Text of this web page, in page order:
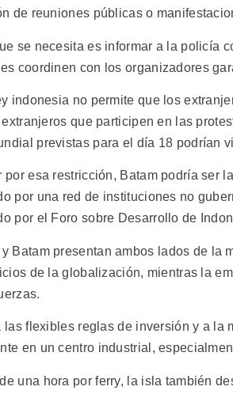
de reuniones públicas o
se necesita es informar a la policía
coordinen con los organizadores
indonesia no permite que los
que participen en las
previstas para el día 18 podrían
por esa restricción, Batam podría ser
por una red de instituciones no
por el Foro sobre Desarrollo de
Batam presentan ambos lados de la
de la globalización, mientras la
las flexibles reglas de inversión y a la
en un centro industrial,
una hora por ferry, la isla también